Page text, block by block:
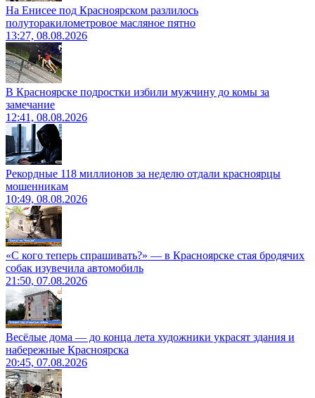
На Енисее под Красноярском разлилось
полуторакилометровое масляное пятно
13:27, 08.08.2026
В Красноярске подростки избили мужчину до комы за
замечание
12:41, 08.08.2026
Рекордные 118 миллионов за неделю отдали красноярцы
мошенникам
10:49, 08.08.2026
«С кого теперь спрашивать?» — в Красноярске стая бродячих
собак изувечила автомобиль
21:50, 07.08.2026
Весёлые дома — до конца лета художники украсят здания и
набережные Красноярска
20:45, 07.08.2026